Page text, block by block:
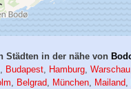
Städten in der nähe von
Budapest Hamburg Warschau
Belgrad München Mailand